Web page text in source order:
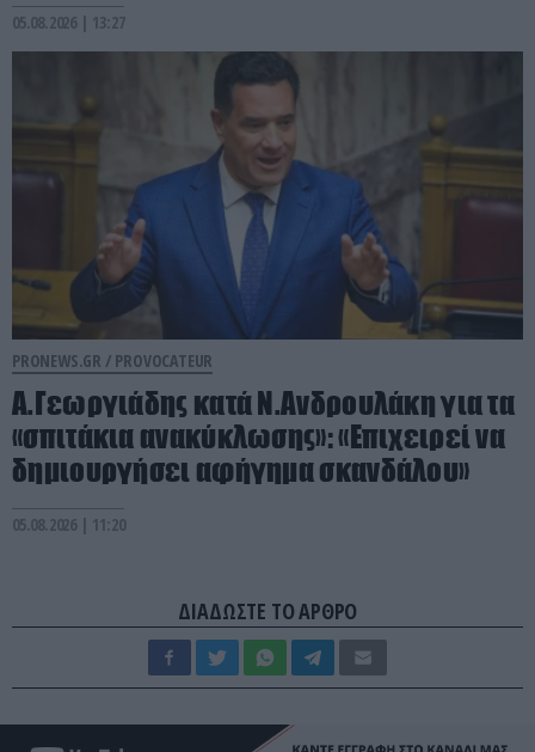
05.08.2026 | 13:27
PRONEWS.GR / PROVOCATEUR
Α.Γεωργιάδης κατά Ν.Ανδρουλάκη για τα
«σπιτάκια ανακύκλωσης»: «Επιχειρεί να
δημιουργήσει αφήγημα σκανδάλου»
05.08.2026 | 11:20
ΔΙΑΔΩΣΤΕ ΤΟ ΑΡΘΡΟ